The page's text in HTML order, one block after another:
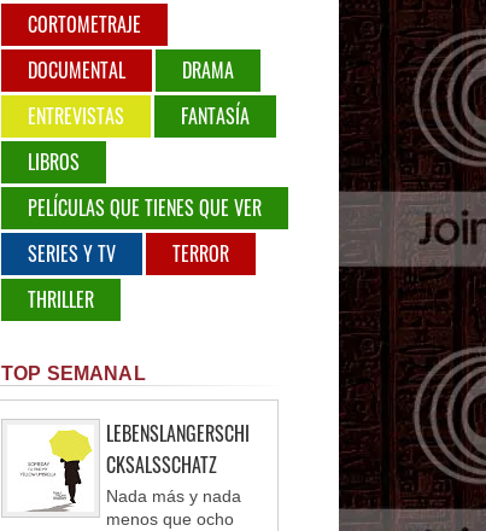
CORTOMETRAJE
DOCUMENTAL
DRAMA
ENTREVISTAS
FANTASÍA
LIBROS
PELÍCULAS QUE TIENES QUE VER
SERIES Y TV
TERROR
THRILLER
TOP SEMANAL
LEBENSLANGERSCHI
CKSALSSCHATZ
Nada más y nada
menos que ocho